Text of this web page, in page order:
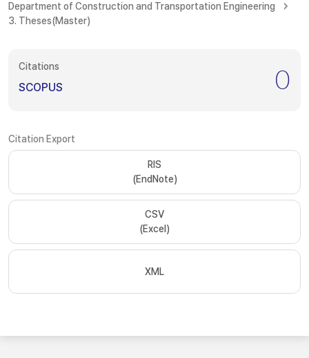
Department of Construction and Transportation Engineering
3. Theses(Master)
Citations
SCOPUS 0
Citation Export
RIS
(EndNote)
CSV
(Excel)
XML